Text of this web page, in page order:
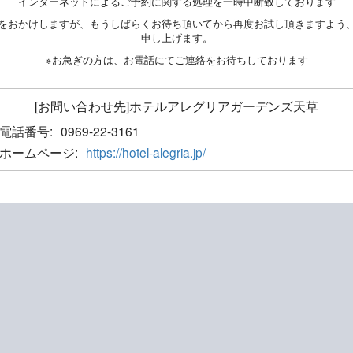
おかけしますが、もうしばらくお待ち頂いてから再度お試し頂きますよう
申し上げます。
※お急ぎの方は、お電話にてご連絡をお待ちしております
[お問い合わせ先]ホテルアレグリアガーデンズ天草
電話番号: 0969-22-3161
ホームページ: https://hotel-alegria.jp/